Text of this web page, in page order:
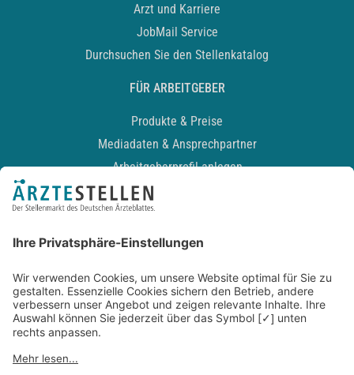
Arzt und Karriere
JobMail Service
Durchsuchen Sie den Stellenkatalog
FÜR ARBEITGEBER
Produkte & Preise
Mediadaten & Ansprechpartner
Arbeitgeberprofil anlegen
Recruiting-Podcast
Kontakt
Datenschutz
Newsletter